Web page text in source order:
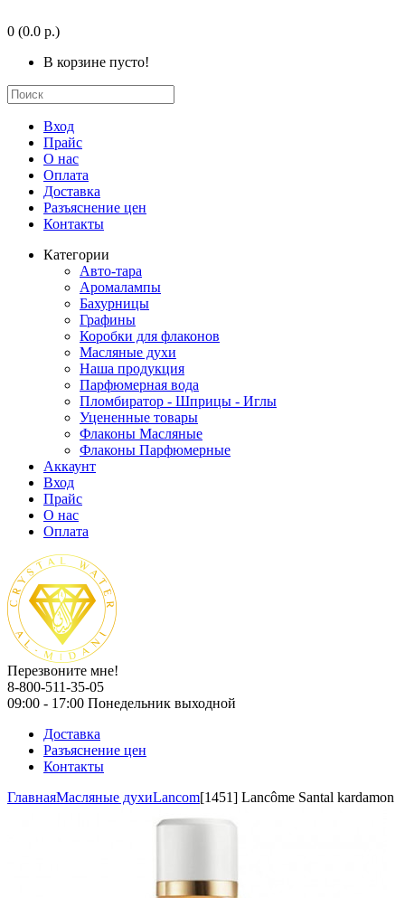
0 (0.0 р.)
В корзине пусто!
Вход
Прайс
О нас
Оплата
Доставка
Разъяснение цен
Контакты
Категории
Авто-тара
Аромалампы
Бахурницы
Графины
Коробки для флаконов
Масляные духи
Наша продукция
Парфюмерная вода
Пломбиратор - Шприцы - Иглы
Уцененные товары
Флаконы Масляные
Флаконы Парфюмерные
Аккаунт
Вход
Прайс
О нас
Оплата
Перезвоните мне!
8-800-511-35-05
09:00 - 17:00 Понедельник выходной
Доставка
Разъяснение цен
Контакты
ГлавнаяМасляные духиLancom[1451] Lancôme Santal kardamon